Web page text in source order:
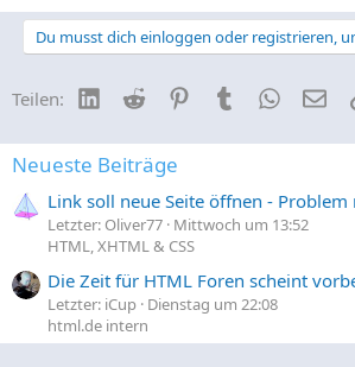
Du musst dich einloggen oder registrieren,
Teilen: LinkedIn
Reddit PinterestTumblr E-
Neueste Beiträge
Link soll neue Seite öffnen -
Letzter: Oliver77 Mittwoch um 13:52
HTML, XHTML & CSS
Die Zeit für HTML Foren scheint
Letzter: iCup Dienstag um 22:08
html.de intern